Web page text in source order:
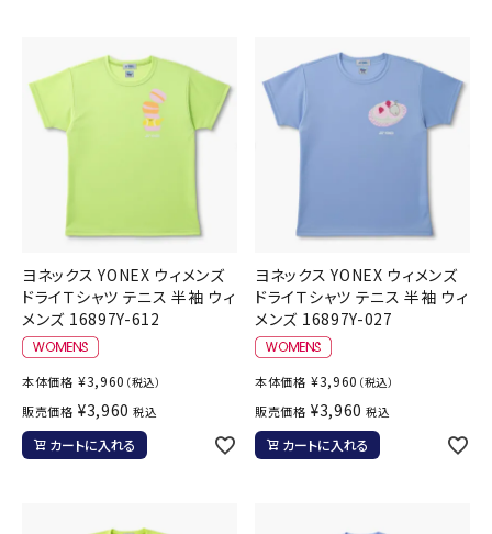
ヨネックス YONEX ウィメンズ
ドライＴシャツ テニス 半袖 ウィ
メンズ 16897Y-612
本体価格 ¥3,960 （税込）
販売価格 ¥3,960 税込
カートに入れる
ヨネックス YONEX ウィメンズ
ドライＴシャツ テニス 半袖 ウィ
メンズ 16897Y-027
本体価格 ¥3,960 （税込）
販売価格 ¥3,960 税込
カートに入れる